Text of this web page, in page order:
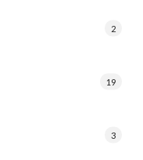
2
19
3